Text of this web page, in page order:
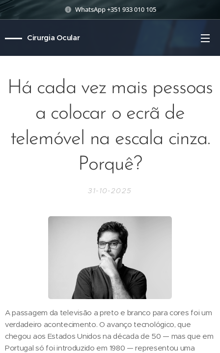
WhatsApp +351 933 010 105
Cirurgia Ocular
Há cada vez mais pessoas
a colocar o ecrã de
telemóvel na escala cinza.
Porquê?
31-10-2025
A passagem da televisão a preto e branco para cores foi um
verdadeiro acontecimento. O avanço tecnológico, que
chegou aos Estados Unidos na década de 50 — mas que em
Portugal só foi introduzido em 1980 — representou uma